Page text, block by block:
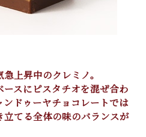
上昇中のクレミノ。
スにピスタチオを混ぜ合わ
ドゥーヤチョコレートでは
てる全体の味のバランスが